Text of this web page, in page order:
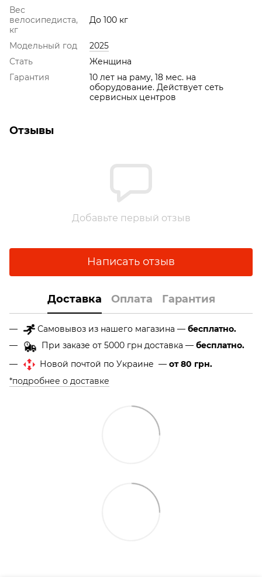
Вес
велосипедиста,
кг
До 100 кг
Модельный год
2025
Стать
Женщина
Гарантия
10 лет на раму, 18 мес. на
оборудование. Действует сеть
сервисных центров
Отзывы
Добавьте первый отзыв
Написать отзыв
Доставка Оплата Гарантия
Самовывоз из нашего магазина — бесплатно.
При заказе от 5000 грн доставка — бесплатно.
Новой почтой по Украине — от 80 грн.
*подробнее о доставке